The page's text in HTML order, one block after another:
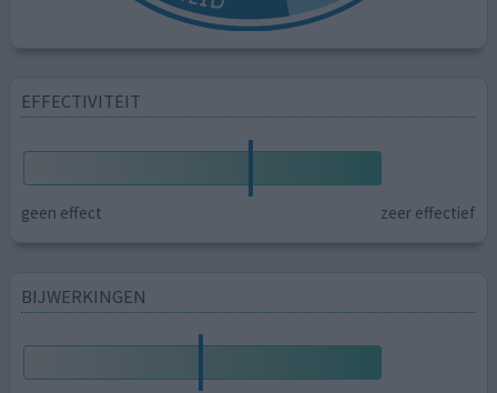
EFFECTIVITEIT
geen effect zeer effectief
BIJWERKINGEN